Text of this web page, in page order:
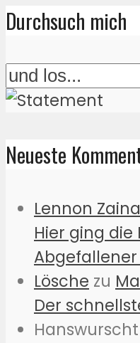
Durchsuch mich
Neueste
Lennon
Hier ging
Lösche zu
Der
Hanswurscht